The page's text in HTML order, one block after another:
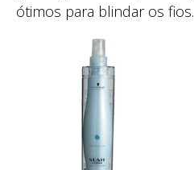
ótimos para blindar os fios.